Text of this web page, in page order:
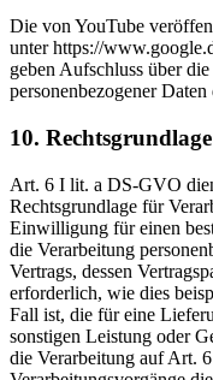
Die von YouTube
unter https://
geben Aufschluss über
personenbezogener
10.
Art. 6 I lit. a DS-GVO
Rechtsgrundlage für
Einwilligung für einen
die Verarbeitung
Vertrags, dessen
erforderlich, wie dies
Fall ist, die für eine
sonstigen Leistung oder
die Verarbeitung auf Art.